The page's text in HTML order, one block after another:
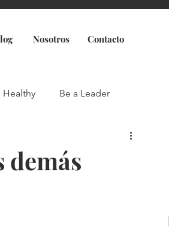
Nosotros Contacto
Healthy Be a Leader
demás